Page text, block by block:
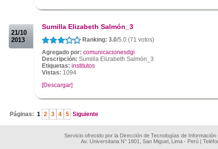
21/10
2013
Sumilla Elizabeth Salmón_3
Ranking: 3.0/5.0 (71 votos)
Agregado por: comunicacionesdgi
Descripción: Sumilla Elizabeth Salmón_3
Etiquetas: institutos
Vistas: 1094
[Descargar]
Páginas: 1 2 3 4 5 Siguiente
Servicio ofrecido por la Dirección de Tecnologías de
Av. Universitaria N° 1801, San Miguel, Lima - Perú |